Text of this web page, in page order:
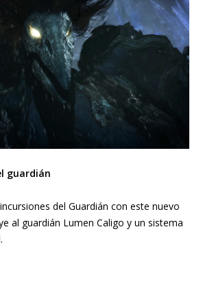
guardián
del Guardián con este nuevo
al guardián Lumen Caligo y un sistema